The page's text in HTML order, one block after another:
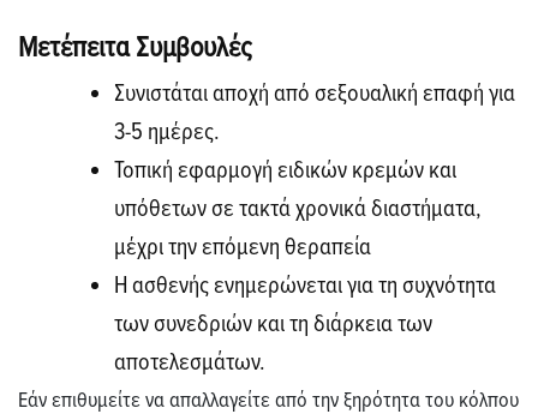
Μετέπειτα Συμβουλές
Συνιστάται αποχή από σεξουαλική επαφή για
3-5 ημέρες.
Τοπική εφαρμογή ειδικών κρεμών και
υπόθετων σε τακτά χρονικά διαστήματα,
μέχρι την επόμενη θεραπεία
Η ασθενής ενημερώνεται για τη συχνότητα
των συνεδριών και τη διάρκεια των
αποτελεσμάτων.
Εάν επιθυμείτε να απαλλαγείτε από τηνξηρότητα του κόλπου